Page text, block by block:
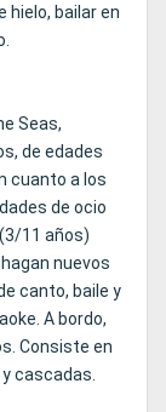
hielo, bailar en
Seas,
de edades
cuanto a los
de ocio
11 años)
nuevos
canto, baile y
A bordo,
Consiste en
cascadas.